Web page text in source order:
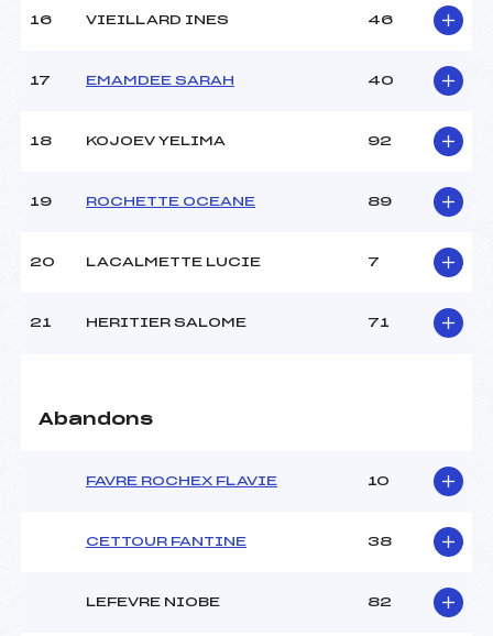
U12
16 VIEILLARD INES 46
17 EMAMDEE SARAH 40
18 KOJOEV YELIMA 92
19 ROCHETTE OCEANE 89
20 LACALMETTE LUCIE 7
21 HERITIER SALOME 71
Abandons
FAVRE ROCHEX FLAVIE 10
CETTOUR FANTINE 38
LEFEVRE NIOBE 82